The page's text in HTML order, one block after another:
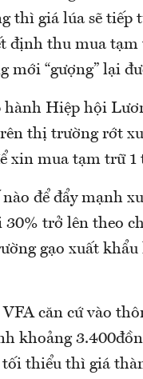
thì giá lúa sẽ tiếp
định thu mua tạm
“gượng” lại
hành Hiệp hội
thị trường rớt
xin mua tạm trữ 1
để đẩy mạnh
trở lên theo
gạo xuất
căn cứ vào
khoảng
thiểu thì giá